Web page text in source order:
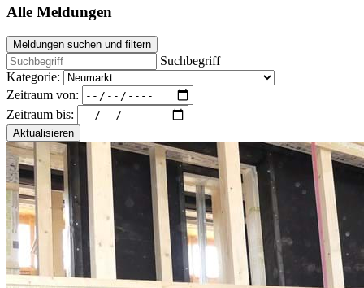
Alle Meldungen
Meldungen suchen und filtern
Suchbegriff
Kategorie:
Zeitraum von:
Zeitraum bis:
Aktualisieren